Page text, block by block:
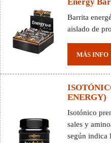
Barrita
aislado de
MÁS INFO
ENERGY)
Isotónico
sales y
según indica